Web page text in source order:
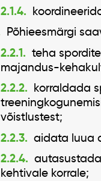
Põhieesmärgi
teha
majandus-
korraldada
võistlustest;
aidata luua
kehtivale korrale;